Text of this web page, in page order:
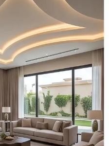
بورد
بالرياض
_جبس
بورد
مع
الرياض0508875567